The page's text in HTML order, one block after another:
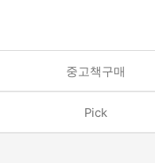
중고책구매
Pick